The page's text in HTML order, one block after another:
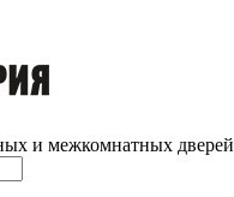
и межкомнатных дверей